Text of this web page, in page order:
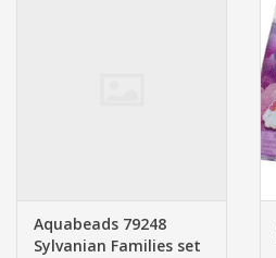
Aquabeads 79248
Sylvanian Families set